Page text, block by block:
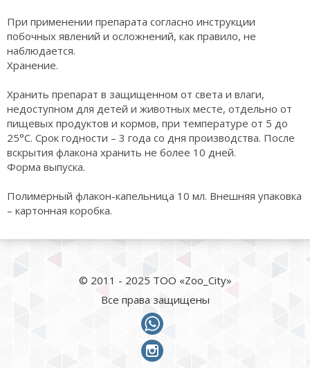
При применении препарата согласно инструкции
побочных явлений и осложнений, как правило, не
наблюдается.
Хранение.
Хранить препарат в защищенном от света и влаги,
недоступном для детей и животных месте, отдельно от
пищевых продуктов и кормов, при температуре от 5 до
25°С. Срок годности – 3 года со дня производства. После
вскрытия флакона хранить не более 10 дней.
Форма выпуска.
Полимерный флакон-капельница 10 мл. Внешняя упаковка
– картонная коробка.
© 2011 - 2025 ТОО «Zoo_City»
Все права защищены